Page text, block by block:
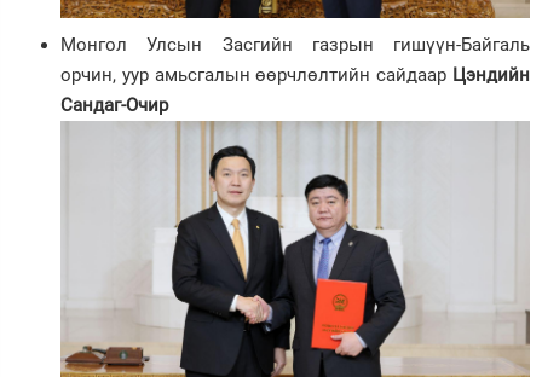
Монгол Улсын Засгийн газрын гишүүн-Байгаль
орчин, уур амьсгалын өөрчлөлтийн сайдаар Цэндийн
Сандаг-Очир